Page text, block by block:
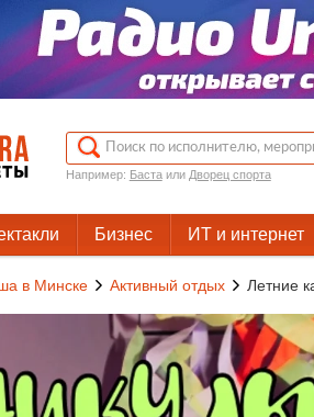
Например: Бастаили Дворец спорта
Бизнес ИТ и интернет
в Минске Активный отдых Летние